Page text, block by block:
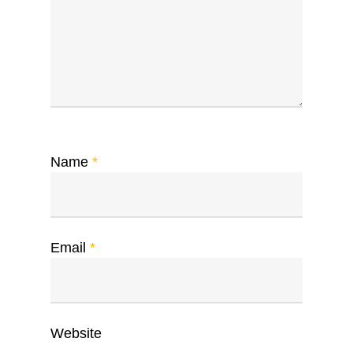
Name *
Email *
Website